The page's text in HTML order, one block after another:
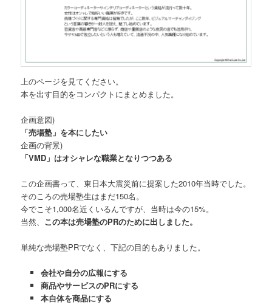
上のページを見てください。
本を出す目的をコンパクトにまとめました。
企画意図)
「売場塾」を本にしたい
企画の背景)
「VMD」はオシャレな職業となりつつある
この企画書って、東日本大震災前に提案した2010年当時でした。
そのころの売場塾生はまだ150名。
今でこそ1,000名近くいるんですが、当時は今の15%。
当然、 この本は売場塾のPRのために出しました。
単純な売場塾PRでなく、下記の目的もありました。
会社や自分の広報にする
商品やサービスのPRにする
本自体を商品にする